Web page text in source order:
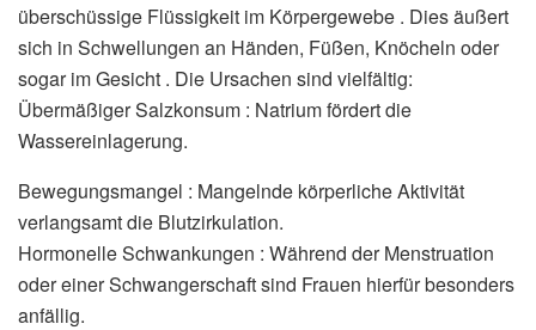
überschüssige Flüssigkeit im Körpergewebe . Dies äußert
sich in Schwellungen an Händen, Füßen, Knöcheln oder
sogar im Gesicht . Die Ursachen sind vielfältig:
Übermäßiger Salzkonsum : Natrium fördert die
Wassereinlagerung.
Bewegungsmangel : Mangelnde körperliche Aktivität
verlangsamt die Blutzirkulation.
Hormonelle Schwankungen : Während der Menstruation
oder einer Schwangerschaft sind Frauen hierfür besonders
anfällig.